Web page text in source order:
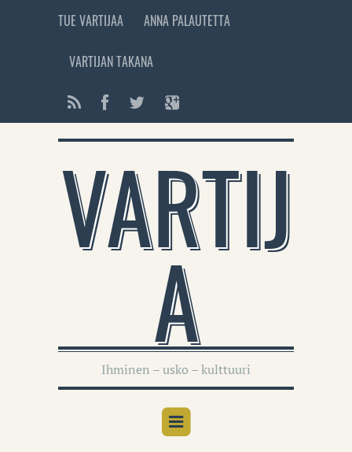
TUE VARTIJAA ANNA PALAUTETTA
VARTIJAN TAKANA
VARTIJ
A
Ihminen – usko – kulttuuri